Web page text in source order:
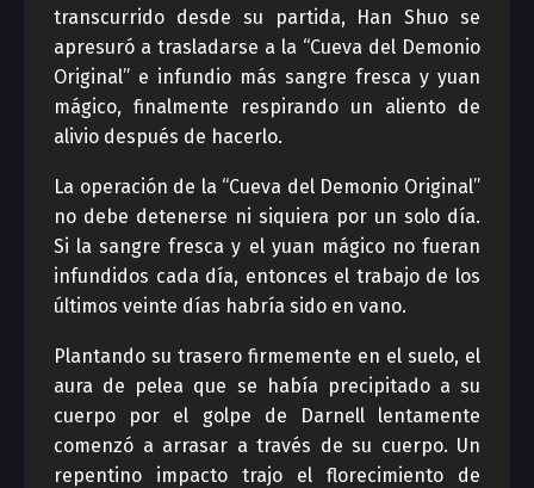
transcurrido desde su partida, Han Shuo se
apresuró a trasladarse a la “Cueva del Demonio
Original” e infundio más sangre fresca y yuan
mágico, finalmente respirando un aliento de
alivio después de hacerlo.
La operación de la “Cueva del Demonio Original”
no debe detenerse ni siquiera por un solo día.
Si la sangre fresca y el yuan mágico no fueran
infundidos cada día, entonces el trabajo de los
últimos veinte días habría sido en vano.
Plantando su trasero firmemente en el suelo, el
aura de pelea que se había precipitado a su
cuerpo por el golpe de Darnell lentamente
comenzó a arrasar a través de su cuerpo. Un
repentino impacto trajo el florecimiento de